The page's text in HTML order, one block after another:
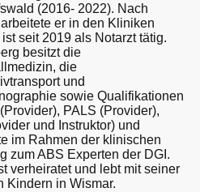
(2016- 2022). Nach
er in den Kliniken
seit 2019 als Notarzt tätig.
besitzt die
die
und
sowie Qualifikationen
PALS (Provider),
und Instruktor) und
im Rahmen der klinischen
zum ABS Experten der DGI.
verheiratet und lebt mit seiner
Kindern in Wismar.